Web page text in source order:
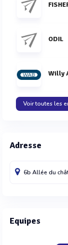
ODIL
Willy
Voir toutes les
Adresse
6b Allée du
Equipes